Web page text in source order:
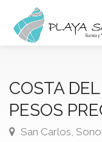
COSTA
PESOS
San Carlos,